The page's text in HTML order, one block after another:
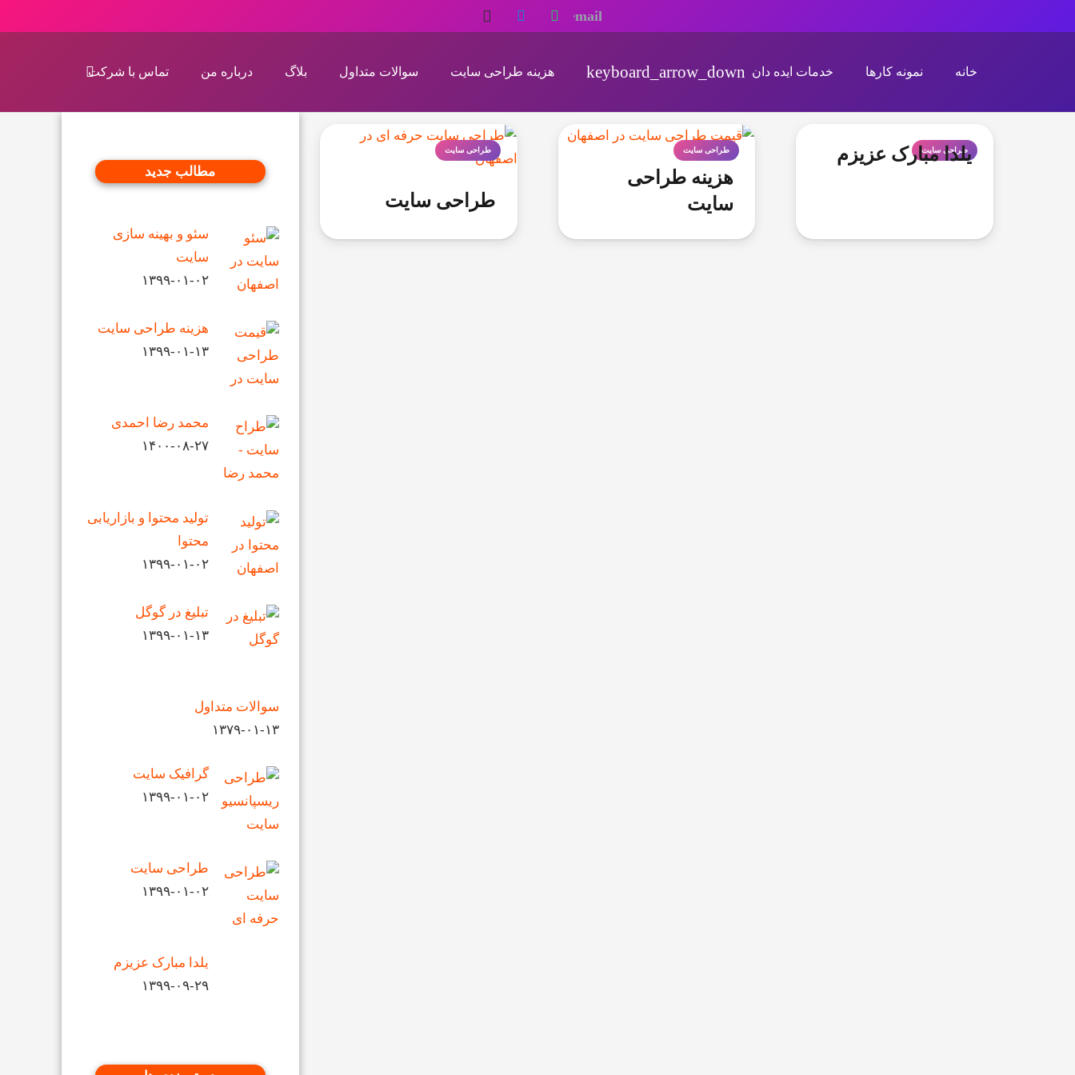
خانه نمونه کارها خدمات ایده دان هزینه طراحی سایت سوالات متداول بلاگ درباره من تماس با شرکت
طراحی سایت
یلدا مبارک عزیزم طراحی سایت
هزینه طراحی
سایت
طراحی سایت
طراحی سایت
مطالب جدید
سئو و بهینه سازی
سایت
۱۳۹۹-۰۱-۰۲
هزینه طراحی سایت
۱۳۹۹-۰۱-۱۳
محمد رضا احمدی
۱۴۰۰-۰۸-۲۷
تولید محتوا و بازاریابی
محتوا
۱۳۹۹-۰۱-۰۲
تبلیغ در گوگل
۱۳۹۹-۰۱-۱۳
سوالات متداول
۱۳۷۹-۰۱-۱۳
گرافیک سایت
۱۳۹۹-۰۱-۰۲
طراحی سایت
۱۳۹۹-۰۱-۰۲
یلدا مبارک عزیزم
۱۳۹۹-۰۹-۲۹